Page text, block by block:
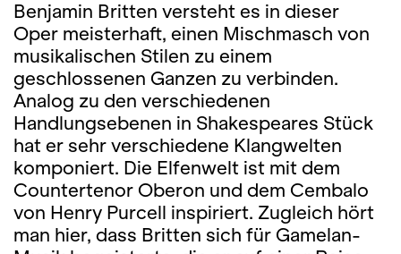
Benjamin Britten versteht es in dieser
Oper meisterhaft, einen Mischmasch von
musikalischen Stilen zu einem
geschlossenen Ganzen zu verbinden.
Analog zu den verschiedenen
Handlungsebenen in Shakespeares Stück
hat er sehr verschiedene Klangwelten
komponiert. Die Elfenwelt ist mit dem
Countertenor Oberon und dem Cembalo
von Henry Purcell inspiriert. Zugleich hört
man hier, dass Britten sich für Gamelan-